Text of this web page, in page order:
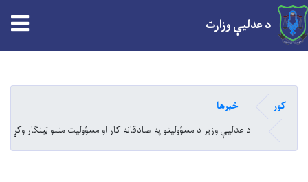
د عدلیې وزارت
کور
خبرها
د عدلیې وزیر د مسؤولینو په صادقانه کار او مسؤولیت منلو ټینګار وکړ